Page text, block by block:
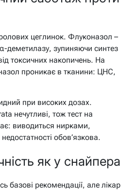
цеглинок. Флуконазол –
деметилазу, зупиняючи синтез
токсичних накопичень. На
проникає в тканини: ЦНС,
при високих дозах.
нечутливі, тож тест на
виводиться нирками,
обов’язкова.
як у снайпера
базові рекомендації, але лікар